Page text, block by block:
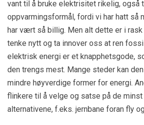
vant til å bruke elektrisitet rikelig, også
oppvarmingsformål, fordi vi har hatt så
har vært så billig. Men alt dette er i rask
tenke nytt og ta innover oss at ren
elektrisk energi er et knapphetsgode,
den trengs mest. Mange steder kan
mindre høyverdige former for energi.
flinkere til å velge og satse på de
alternativene, f.eks. jernbane foran fly